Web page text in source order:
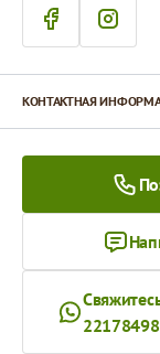
КОНТАКТНАЯ
22178498